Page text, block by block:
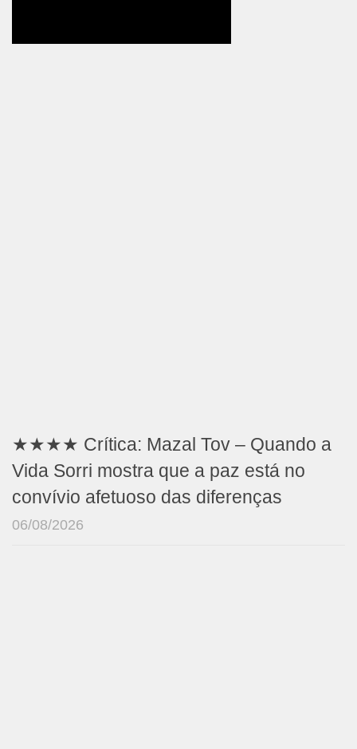
★★★★ Crítica: Mazal Tov – Quando a
Vida Sorri mostra que a paz está no
convívio afetuoso das diferenças
06/08/2026